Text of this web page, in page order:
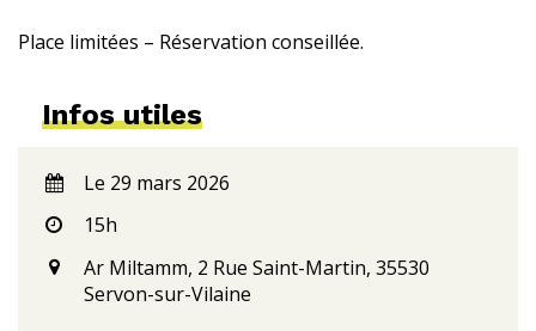
Place limitées – Réservation conseillée.
Infos utiles
Le 29 mars 2026
15h
Ar Miltamm, 2 Rue Saint-Martin, 35530
Servon-sur-Vilaine